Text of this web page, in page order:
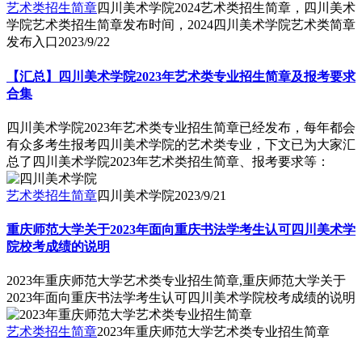
艺术类招生简章四川美术学院2024艺术类招生简章，四川美术
学院艺术类招生简章发布时间，2024四川美术学院艺术类简章
发布入口2023/9/22
【汇总】四川美术学院2023年艺术类专业招生简章及报考要求
合集
四川美术学院2023年艺术类专业招生简章已经发布，每年都会
有众多考生报考四川美术学院的艺术类专业，下文已为大家汇
总了四川美术学院2023年艺术类招生简章、报考要求等：
艺术类招生简章四川美术学院2023/9/21
重庆师范大学关于2023年面向重庆书法学考生认可四川美术学
院校考成绩的说明
2023年重庆师范大学艺术类专业招生简章,重庆师范大学关于
2023年面向重庆书法学考生认可四川美术学院校考成绩的说明
艺术类招生简章2023年重庆师范大学艺术类专业招生简章